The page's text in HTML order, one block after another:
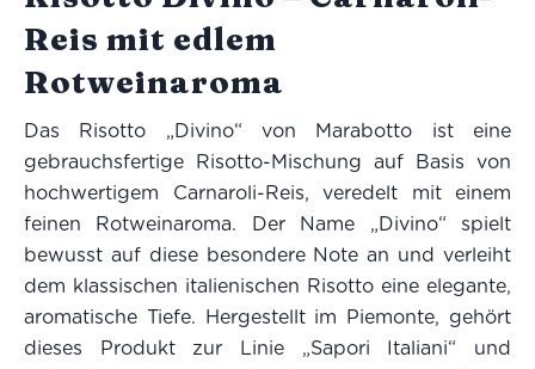
Reis mit edlem
Rotweinaroma
Das Risotto „Divino“ von Marabotto ist eine
gebrauchsfertige Risotto-Mischung auf Basis von
hochwertigem Carnaroli-Reis, veredelt mit einem
feinen Rotweinaroma. Der Name „Divino“ spielt
bewusst auf diese besondere Note an und verleiht
dem klassischen italienischen Risotto eine elegante,
aromatische Tiefe. Hergestellt im Piemonte, gehört
dieses Produkt zur Linie „Sapori Italiani“ und